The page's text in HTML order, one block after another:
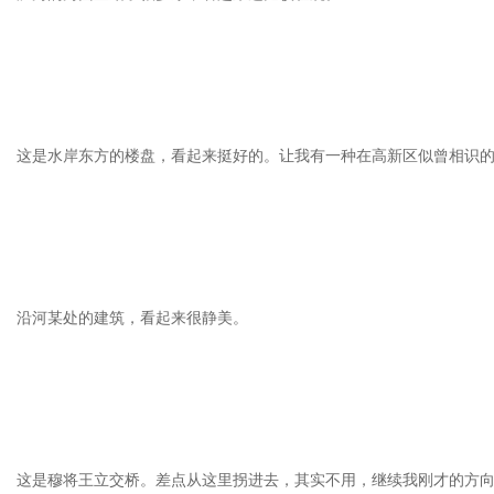
这是水岸东方的楼盘，看起来挺好的。让我有一种在高新区似曾相识的
沿河某处的建筑，看起来很静美。
这是穆将王立交桥。差点从这里拐进去，其实不用，继续我刚才的方向